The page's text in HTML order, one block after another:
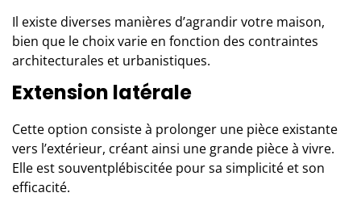
Il existe diverses manières d’agrandir votre maison,
bien que le choix varie en fonction des contraintes
architecturales et urbanistiques.
Extension latérale
Cette option consiste à prolonger une pièce existante
vers l’extérieur, créant ainsi une grande pièce à vivre.
Elle est souventplébiscitée pour sa simplicité et son
efficacité.